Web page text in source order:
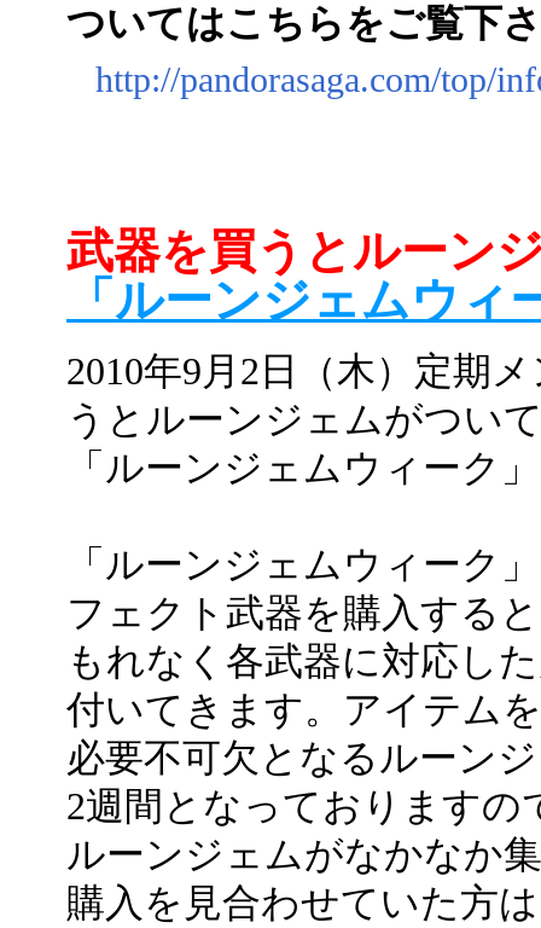
ついてはこちらをご覧下
http://pandorasaga.com/top/
武器を買うとルーン
「ルーンジェムウィ
2010年9月2日（木）定期
うとルーンジェムがつい
「ルーンジェムウィーク
「ルーンジェムウィーク
フェクト武器を購入する
もれなく各武器に対応し
付いてきます。アイテム
必要不可欠となるルーン
2週間となっておりますの
ルーンジェムがなかなか
購入を見合わせていた方